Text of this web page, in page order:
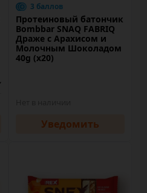
3 баллов
Протеиновый батончик
Bombbar SNAQ FABRIQ
Драже с Арахисом и
Молочным Шоколадом
40g (x20)
Уведомить